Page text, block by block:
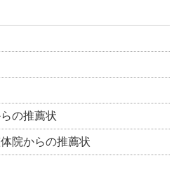
の推薦状
院からの推薦状